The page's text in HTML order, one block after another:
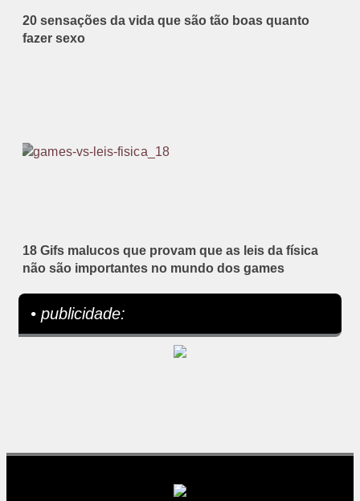
20 sensações da vida que são tão boas quanto
fazer sexo
18 Gifs malucos que provam que as leis da física
não são importantes no mundo dos games
• publicidade: